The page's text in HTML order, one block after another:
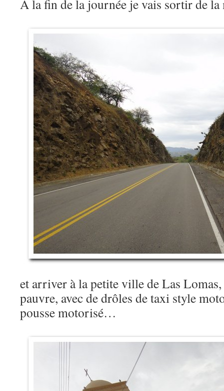
A la fin de la journée je vais sortir de la
et arriver à la petite ville de Las
pauvre, avec de drôles de taxi style
pousse motorisé…